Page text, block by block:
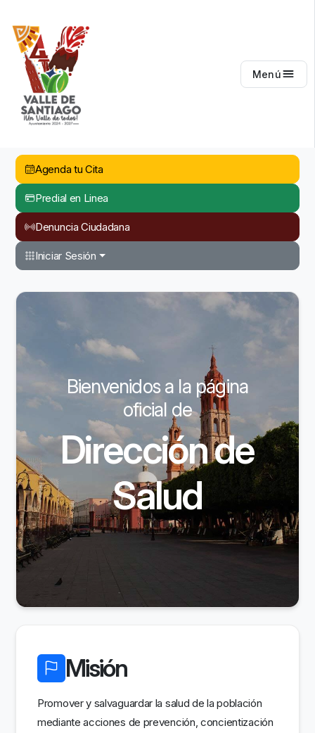
Menú
Agenda tu Cita
Predial en Linea
Denuncia Ciudadana
Iniciar Sesión
Bienvenidos a la página
oficial de
Dirección de
Salud
Misión
Promover y salvaguardar la salud de la población
mediante acciones de prevención, concientización